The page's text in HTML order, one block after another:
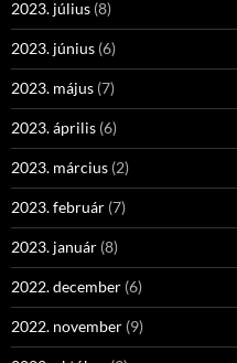
2023. július (8)
2023. június (6)
2023. május (7)
2023. április (6)
2023. március (2)
2023. február (7)
2023. január (8)
2022. december (6)
2022. november (9)